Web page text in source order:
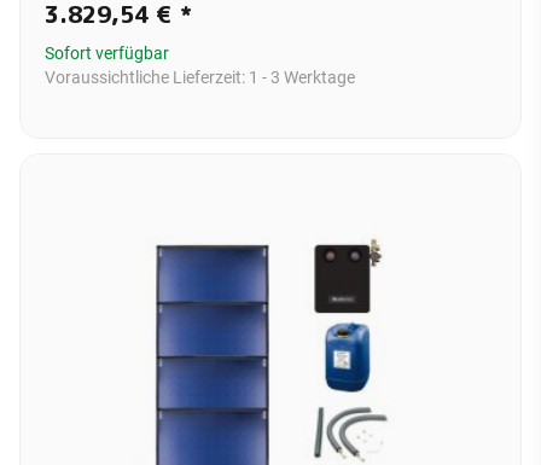
3.829,54 € *
Sofort verfügbar
Voraussichtliche Lieferzeit: 1 - 3 Werktage